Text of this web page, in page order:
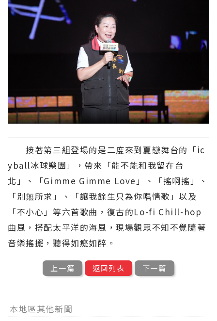
接著第三組登場的是二度來到夏戀舞台的「ic
yball冰球樂團」，帶來「能不能和我留在台
北」、「Gimme Gimme Love」、「搖啊搖」、
「別無所求」、「讓我餘生只為你唱情歌」以及
「不小心」等六首歌曲，復古的Lo-fi Chill-hop
曲風，搭配太平洋的海風，現場觀眾不知不覺隨著
音樂搖擺，聽得如癡如醉。
上一篇 返回列表 下一篇
本地區其他新聞